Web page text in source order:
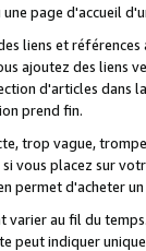
page d'accueil
liens et
ajoutez des
d'articles
prend fin.
trop vague,
vous placez sur
permet d'acheter
au fil du
peut indiquer